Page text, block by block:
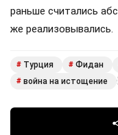
раньше считались
же реализовывались.
# Турция # Фидан
# война на истощение